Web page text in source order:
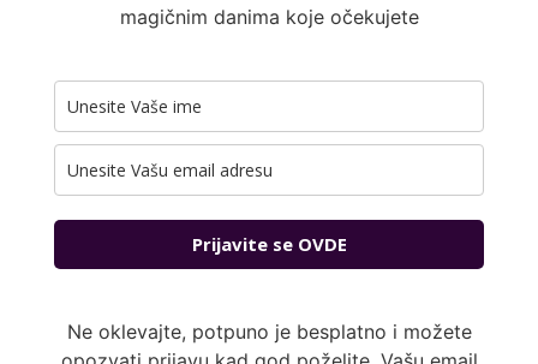
magičnim danima koje očekujete
Prijavite se OVDE
Ne oklevajte, potpuno je besplatno i možete